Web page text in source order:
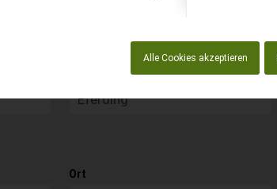
Alle Cookies akzeptieren
Ort